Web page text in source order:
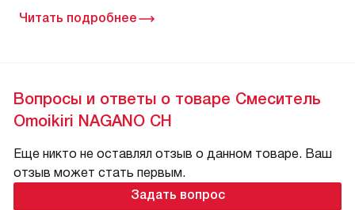
Читать подробнее
Вопросы и ответы о товаре Смеситель
Omoikiri NAGANO CH
Еще никто не оставлял отзыв о данном товаре. Ваш
отзыв может стать первым.
Задать вопрос